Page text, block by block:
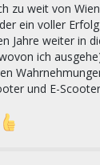
zu weit von
ein voller
Jahre weiter in
ich
und E-